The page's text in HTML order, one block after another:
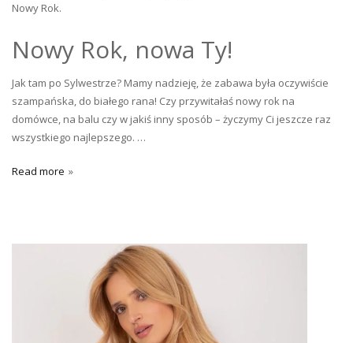
Nowy Rok.
Nowy Rok, nowa Ty!
Jak tam po Sylwestrze? Mamy nadzieję, że zabawa była oczywiście
szampańska, do białego rana! Czy przywitałaś nowy rok na
domówce, na balu czy w jakiś inny sposób – życzymy Ci jeszcze raz
wszystkiego najlepszego. …
Read more